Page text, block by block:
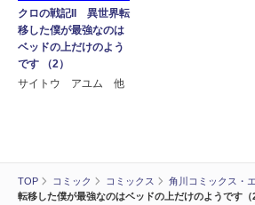
TOP コミック コミックス 角川コミックス・
転移した僕が最強なのはベッドの上だけのようです
クロの戦記II 異世界転
移した僕が最強なのは
ベッドの上だけのよう
です （2）
サイトウ アユム 他